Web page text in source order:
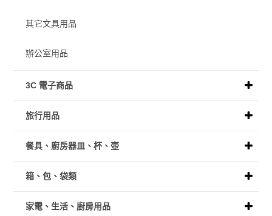
其它文具用品
辦公室用品
3C 電子商品
旅行用品
餐具、廚房器皿、杯、壺
箱、包、袋類
家電、生活、廚房用品